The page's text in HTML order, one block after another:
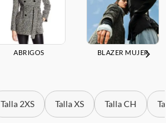
ABRIGOS BLAZER MUJER
Talla 2XS Talla XS Talla CH